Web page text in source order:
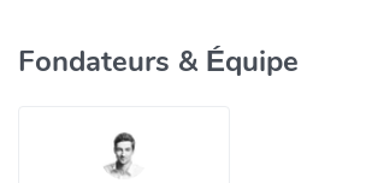
Fondateurs & Équipe